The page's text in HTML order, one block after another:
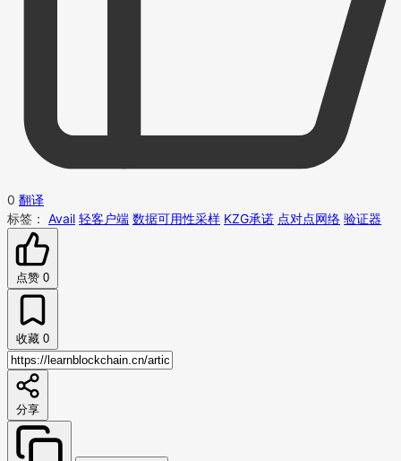
0 翻译
标签： Avail 轻客户端 数据可用性采样 KZG承诺 点对点网络 验证器
点赞 0
收藏 0
分享